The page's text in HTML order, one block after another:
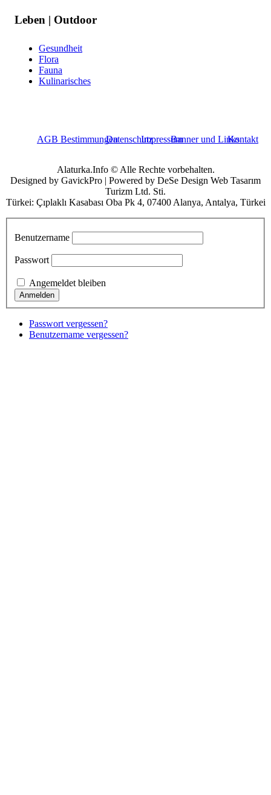
Leben | Outdoor
Gesundheit
Flora
Fauna
Kulinarisches
AGB BestimmungenDatenschutzImpressumBanner und LinksKontakt
Alaturka.Info © Alle Rechte vorbehalten.
Designed by GavickPro | Powered by DeSe Design Web Tasarım
Turizm Ltd. Sti.
Türkei: Çıplaklı Kasabası Oba Pk 4, 07400 Alanya, Antalya, Türkei
Benutzername
Passwort
Angemeldet bleiben
Passwort vergessen?
Benutzername vergessen?